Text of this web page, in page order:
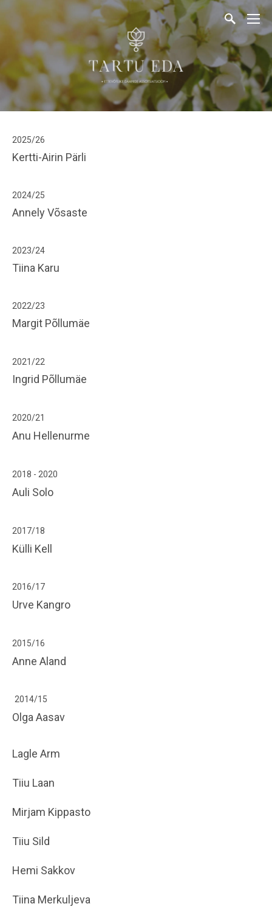
2025/26
Kertti-Airin Pärli
2024/25
Annely Võsaste
2023/24
Tiina Karu
2022/23
Margit Põllumäe
2021/22
Ingrid Põllumäe
2020/21
Anu Hellenurme
2018 - 2020
Auli Solo
2017/18
Külli Kell
2016/17
Urve Kangro
2015/16
Anne Aland
2014/15
Olga Aasav
Lagle Arm
Tiiu Laan
Mirjam Kippasto
Tiiu Sild
Hemi Sakkov
Tiina Merkuljeva